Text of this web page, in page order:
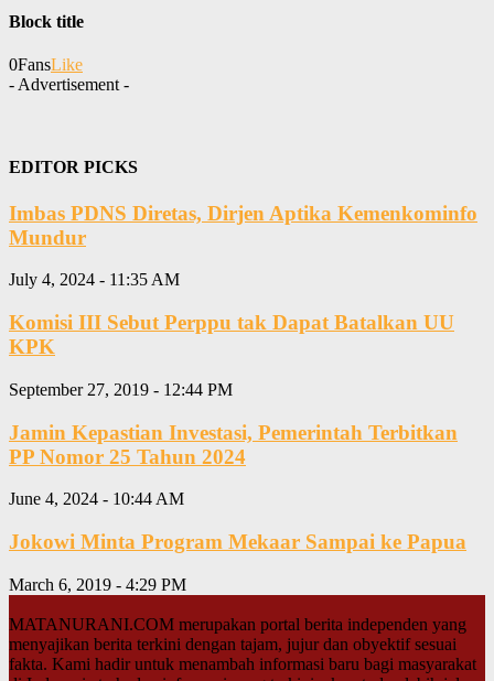
Block title
0FansLike
- Advertisement -
EDITOR PICKS
Imbas PDNS Diretas, Dirjen Aptika Kemenkominfo
Mundur
July 4, 2024 - 11:35 AM
Komisi III Sebut Perppu tak Dapat Batalkan UU
KPK
September 27, 2019 - 12:44 PM
Jamin Kepastian Investasi, Pemerintah Terbitkan
PP Nomor 25 Tahun 2024
June 4, 2024 - 10:44 AM
Jokowi Minta Program Mekaar Sampai ke Papua
March 6, 2019 - 4:29 PM
MATANURANI.COM merupakan portal berita independen yang
menyajikan berita terkini dengan tajam, jujur dan obyektif sesuai
fakta. Kami hadir untuk menambah informasi baru bagi masyarakat